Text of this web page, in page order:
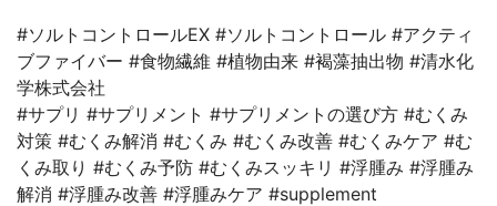
#ソルトコントロールEX #ソルトコントロール #アクティ
ブファイバー #食物繊維 #植物由来 #褐藻抽出物 #清水化
学株式会社
#サプリ #サプリメント #サプリメントの選び方 #むくみ
対策 #むくみ解消 #むくみ #むくみ改善 #むくみケア #む
くみ取り #むくみ予防 #むくみスッキリ #浮腫み #浮腫み
解消 #浮腫み改善 #浮腫みケア #supplement